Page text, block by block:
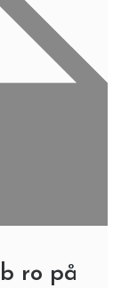
ro på